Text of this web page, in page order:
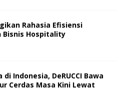
Rahasia Efisiensi
Bisnis Hospitality
di Indonesia, DeRUCCI Bawa
Cerdas Masa Kini Lewat